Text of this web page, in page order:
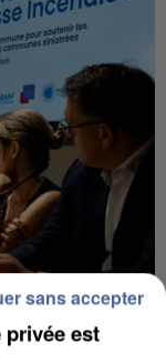
UN ÉLAN
privée est
sans accepter